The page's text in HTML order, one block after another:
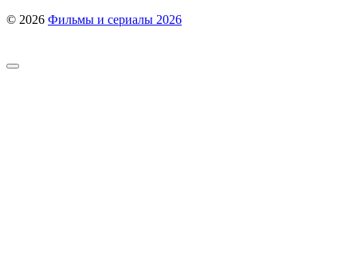
© 2026 Фильмы и сериалы 2026